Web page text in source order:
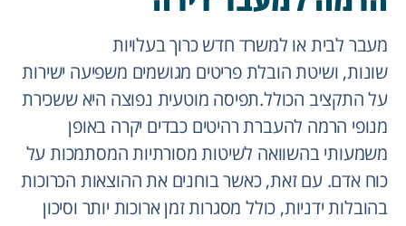
מעבר לבית או למשרד חדש כרוך בעלויות
שונות, ושיטת הובלת פריטים מגושמים משפיעה ישירות
על התקציב הכולל.תפיסה מוטעית נפוצה היא ששכירת
מנופי הרמה להעברת רהיטים כבדים יקרה באופן
משמעותי בהשוואה לשיטות מסורתיות המסתמכות על
כוח אדם. עם זאת, כאשר בוחנים את ההוצאות הכרוכות
בהובלות ידניות, כולל מסגרות זמן ארוכות יותר וסיכון